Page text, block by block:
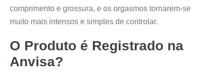
comprimento e grossura, e os orgasmos tornarem-se
muito mais intensos e simples de controlar.
O Produto é Registrado na
Anvisa?